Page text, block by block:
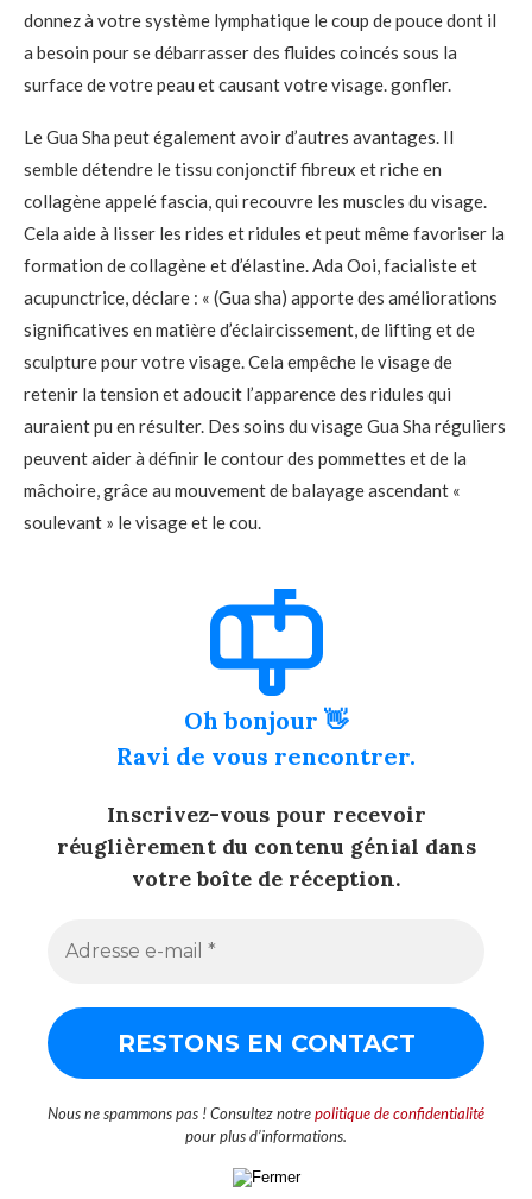
donnez à votre système lymphatique le coup de pouce dont il
a besoin pour se débarrasser des fluides coincés sous la
surface de votre peau et causant votre visage. gonfler.
Le Gua Sha peut également avoir d’autres avantages. Il
semble détendre le tissu conjonctif fibreux et riche en
collagène appelé fascia, qui recouvre les muscles du visage.
Cela aide à lisser les rides et ridules et peut même favoriser la
formation de collagène et d’élastine. Ada Ooi, facialiste et
acupunctrice, déclare : « (Gua sha) apporte des améliorations
significatives en matière d’éclaircissement, de lifting et de
sculpture pour votre visage. Cela empêche le visage de
retenir la tension et adoucit l’apparence des ridules qui
auraient pu en résulter. Des soins du visage Gua Sha réguliers
peuvent aider à définir le contour des pommettes et de la
mâchoire, grâce au mouvement de balayage ascendant «
soulevant » le visage et le cou.
Oh bonjour 👋
Ravi de vous rencontrer.
Inscrivez-vous pour recevoir
réuglièrement du contenu génial dans
votre boîte de réception.
Nous ne spammons pas ! Consultez notrepolitique de confidentialité
pour plus d’informations.